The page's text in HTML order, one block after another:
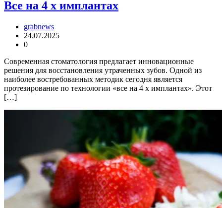
Все на 4 х имплантах
grabnews
24.07.2025
0
Современная стоматология предлагает инновационные
решения для восстановления утраченных зубов. Одной из
наиболее востребованных методик сегодня является
протезирование по технологии «все на 4 х имплантах». Этот
[…]